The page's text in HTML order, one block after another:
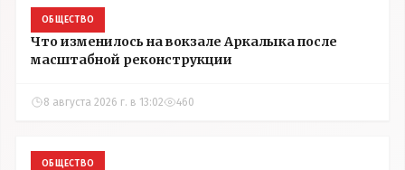
ОБЩЕСТВО
Что изменилось на вокзале Аркалыка после
масштабной реконструкции
8 августа 2026 г. в 13:02 460
ОБЩЕСТВО